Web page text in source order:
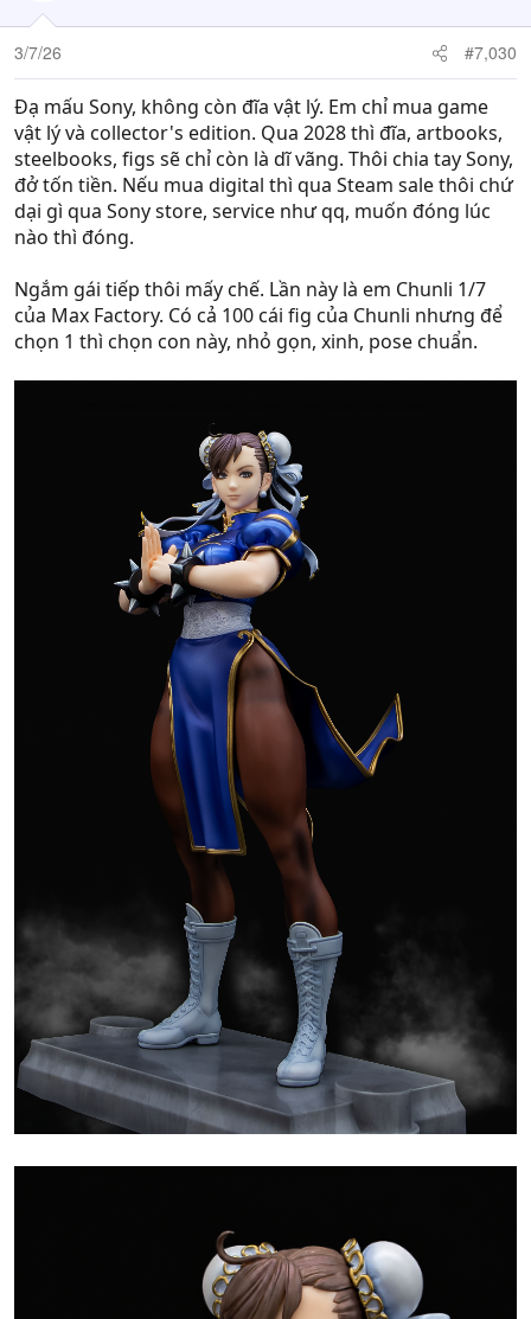
3/7/26 #7,030
Đạ mấu Sony, không còn đĩa vật lý. Em chỉ mua game
vật lý và collector's edition. Qua 2028 thì đĩa, artbooks,
steelbooks, figs sẽ chỉ còn là dĩ vãng. Thôi chia tay Sony,
đở tốn tiền. Nếu mua digital thì qua Steam sale thôi chứ
dại gì qua Sony store, service như qq, muốn đóng lúc
nào thì đóng.
Ngắm gái tiếp thôi mấy chế. Lần này là em Chunli 1/7
của Max Factory. Có cả 100 cái fig của Chunli nhưng để
chọn 1 thì chọn con này, nhỏ gọn, xinh, pose chuẩn.